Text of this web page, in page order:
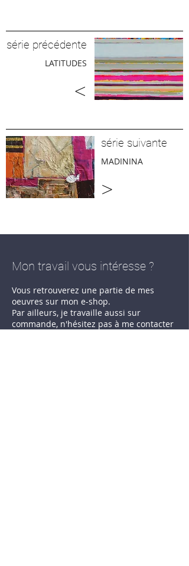
série précédente
LATITUDES
<
série suivante
MADININA
>
Mon travail vous intéresse ?
Vous retrouverez une partie de mes
oeuvres sur mon e-shop.
Par ailleurs, je travaille aussi sur
commande, n'hésitez pas à me contacter